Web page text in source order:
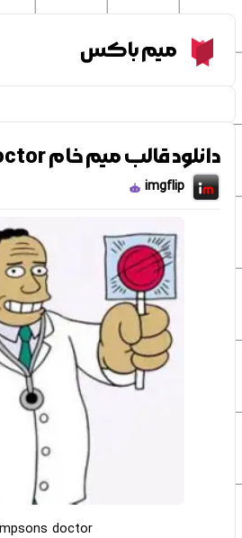
Meme Boxمیم باکس
دانلود قالب میم خام Simpsons doctor
imgflip
doctor